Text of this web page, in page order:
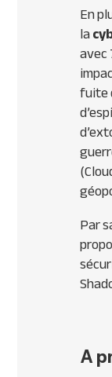
En
la
avec
fuite
Par
A